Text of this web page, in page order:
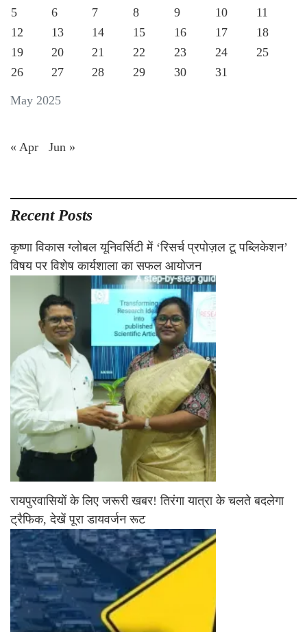
May 2025
5
6 7 8 9 10
11
12
13 14 15 16 17
18
19
20 21 22 23 24
25
26
27 28 29 30 31
« Apr Jun »
Recent Posts
कृष्णा विकास ग्लोबल यूनिवर्सिटी में ‘रिसर्च प्रपोज़ल टू पब्लिकेशन’
विषय पर विशेष कार्यशाला का सफल आयोजन
रायपुरवासियों के लिए जरूरी खबर! तिरंगा यात्रा के चलते बदलेगा
ट्रैफिक, देखें पूरा डायवर्जन रूट